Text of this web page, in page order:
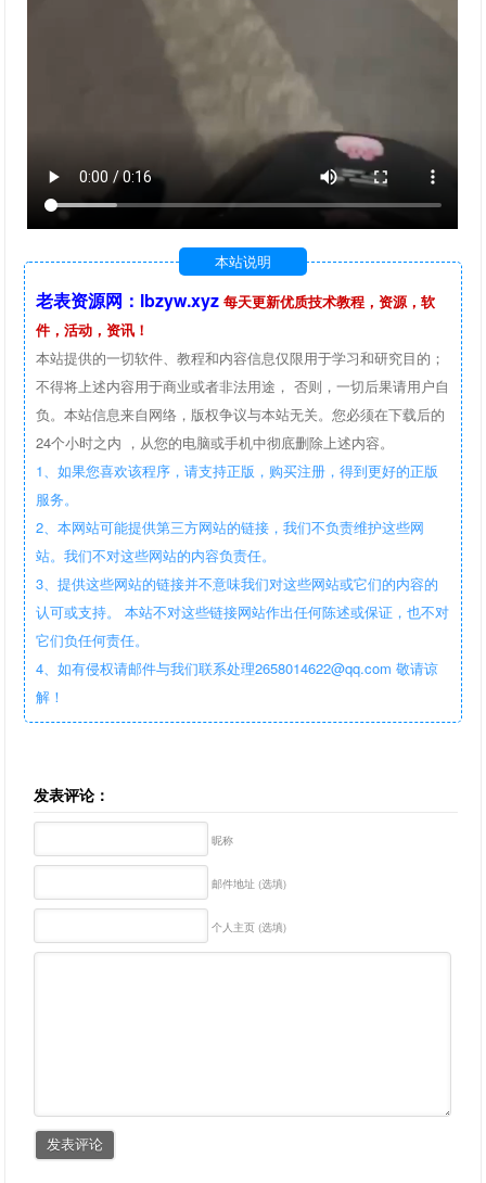
本站说明
老表资源网：lbzyw.xyz 每天更新优质技术教程，资源，软
件，活动，资讯！
本站提供的一切软件、教程和内容信息仅限用于学习和研究目的；
不得将上述内容用于商业或者非法用途， 否则，一切后果请用户自
负。本站信息来自网络，版权争议与本站无关。您必须在下载后的
24个小时之内 ，从您的电脑或手机中彻底删除上述内容。
1、如果您喜欢该程序，请支持正版，购买注册，得到更好的正版
服务。
2、本网站可能提供第三方网站的链接，我们不负责维护这些网
站。我们不对这些网站的内容负责任。
3、提供这些网站的链接并不意味我们对这些网站或它们的内容的
认可或支持。 本站不对这些链接网站作出任何陈述或保证，也不对
它们负任何责任。
4、如有侵权请邮件与我们联系处理2658014622@qq.com 敬请谅
解！
发表评论：
昵称
邮件地址 (选填)
个人主页 (选填)